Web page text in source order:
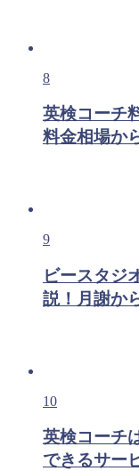
8
英検コーチ
料金相場か
9
ビースタジ
説！月謝か
10
英検コーチ
できるサー